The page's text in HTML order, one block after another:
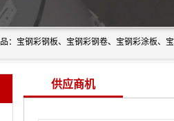
供应商机